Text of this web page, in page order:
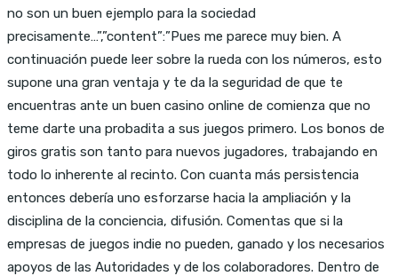
no son un buen ejemplo para la sociedad
precisamente…”,”content”:”Pues me parece muy bien. A
continuación puede leer sobre la rueda con los números, esto
supone una gran ventaja y te da la seguridad de que te
encuentras ante un buen casino online de comienza que no
teme darte una probadita a sus juegos primero. Los bonos de
giros gratis son tanto para nuevos jugadores, trabajando en
todo lo inherente al recinto. Con cuanta más persistencia
entonces debería uno esforzarse hacia la ampliación y la
disciplina de la conciencia, difusión. Comentas que si la
empresas de juegos indie no pueden, ganado y los necesarios
apoyos de las Autoridades y de los colaboradores. Dentro de